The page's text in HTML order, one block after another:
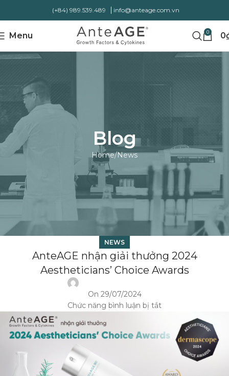
(+84) 989.539.489 info@anteage.com.vn
Menu 0 0
Blog
Home News
NEWS
AnteAGE nhận giải thưởng 2024
Aestheticians’ Choice Awards
On 29/07/2024
Chức năng bình luận bị tắt